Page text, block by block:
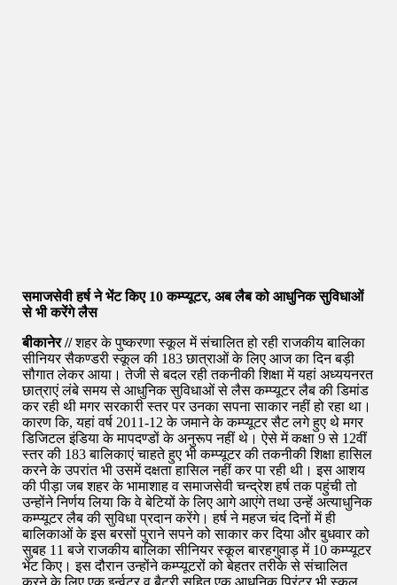
समाजसेवी हर्ष ने भेंट किए 10 कम्प्यूटर, अब लैब को आधुनिक सुविधाओं
से भी करेंगे लैस
बीकानेर //शहर के पुष्करणा स्कूल में संचालित हो रही राजकीय बालिका
सीनियर सैकण्डरी स्कूल की 183 छात्राओं के लिए आज का दिन बड़ी
सौगात लेकर आया। तेजी से बदल रही तकनीकी शिक्षा में यहां अध्ययनरत
छात्राएं लंबे समय से आधुनिक सुविधाओं से लैस कम्प्यूटर लैब की डिमांड
कर रही थी मगर सरकारी स्तर पर उनका सपना साकार नहीं हो रहा था।
कारण कि, यहां वर्ष 2011-12 के जमाने के कम्प्यूटर सैट लगे हुए थे मगर
डिजिटल इंडिया के मापदण्डों के अनुरूप नहीं थे। ऐसे में कक्षा 9 से 12वीं
स्तर की 183 बालिकाएं चाहते हुए भी कम्प्यूटर की तकनीकी शिक्षा हासिल
करने के उपरांत भी उसमें दक्षता हासिल नहीं कर पा रही थी। इस आशय
की पीड़ा जब शहर के भामाशाह व समाजसेवी चन्द्रेश हर्ष तक पहुंची तो
उन्होंने निर्णय लिया कि वे बेटियों के लिए आगे आएंगे तथा उन्हें अत्याधुनिक
कम्प्यूटर लैब की सुविधा प्रदान करेंगे। हर्ष ने महज चंद दिनों में ही
बालिकाओं के इस बरसों पुराने सपने को साकार कर दिया और बुधवार को
सुबह 11 बजे राजकीय बालिका सीनियर स्कूल बारहगुवाड़ में 10 कम्प्यूटर
भेंट किए। इस दौरान उन्होंने कम्प्यूटरों को बेहतर तरीके से संचालित
करने के लिए एक इर्न्वटर व बैटरी सहित एक आधुनिक प्रिंटर भी स्कूल